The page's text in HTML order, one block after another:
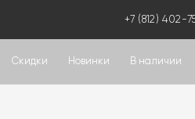
+7 (812) 402-
Скидки Новинки В наличии